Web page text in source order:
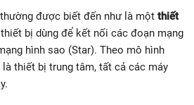
được biết đến như là một thiết
bị dùng để kết nối các đoạn mạng
hình sao (Star). Theo mô hình
thiết bị trung tâm, tất cả các máy